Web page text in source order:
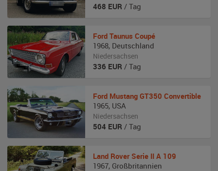
468 EUR / Tag
Ford Taunus Coupé
1968, Deutschland
Niedersachsen
336 EUR / Tag
Ford Mustang GT350 Convertible
1965, USA
Niedersachsen
504 EUR / Tag
Land Rover Serie II A 109
1967, Großbritannien